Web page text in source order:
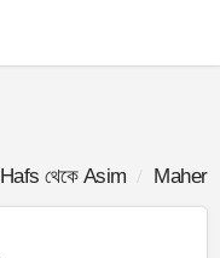
Hafs থেকে Asim Maher